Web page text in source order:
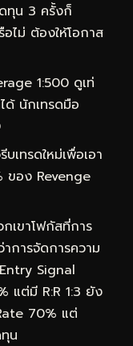
ทุน 3 ครั้งก็
อไม่ ต้องให้โอกาส
1:500 ดูเท่
นักเทรดมือ
เทรดใหม่เพื่อเอา
ของ Revenge
เขาโฟกัสที่การ
การจัดการความ
Signal
แต่มี R:R 1:3 ยัง
70% แต่
น